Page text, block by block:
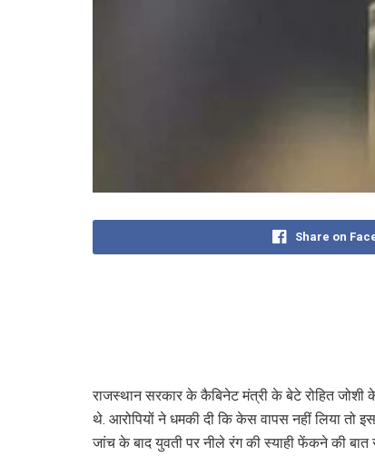
Share on
राजस्थान सरकार के कैबिनेट मंत्री के बेटे रोहित जोशी
थे. आरोपियों ने धमकी दी कि केस वापस नहीं लिया तो
जांच के बाद युवती पर नीले रंग की स्याही फेंकने की